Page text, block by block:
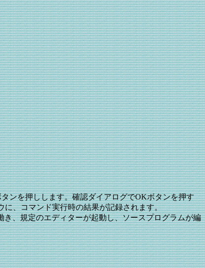
ンを押しします。確認ダイアログでOKボタンを押す
に、コマンド実行時の結果が記録されます。
、規定のエディターが起動し、ソースプログラムが編